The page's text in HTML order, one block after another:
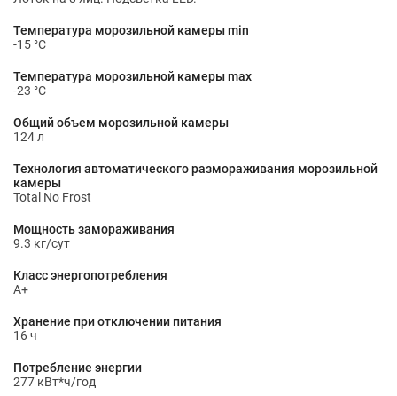
Температура морозильной камеры min
-15 °С
Температура морозильной камеры max
-23 °С
Общий объем морозильной камеры
124 л
Технология автоматического размораживания морозильной
камеры
Total No Frost
Мощность замораживания
9.3 кг/сут
Класс энергопотребления
A+
Хранение при отключении питания
16 ч
Потребление энергии
277 кВт*ч/год